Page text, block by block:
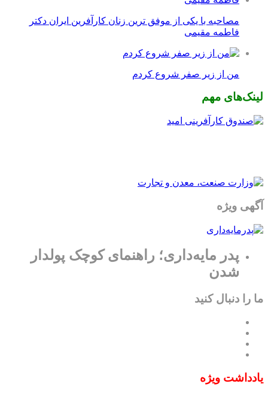
مصاحبه با یکی از موفق ترین زنان کارآفرین ایران دکتر
فاطمه مقیمی
من از زیر صفر شروع کردم
لینک‌های مهم
آگهی ویژه
پدر مایه‌داری؛ راهنمای کوچک پولدار
شدن
ما را دنبال کنید
یادداشت ویژه